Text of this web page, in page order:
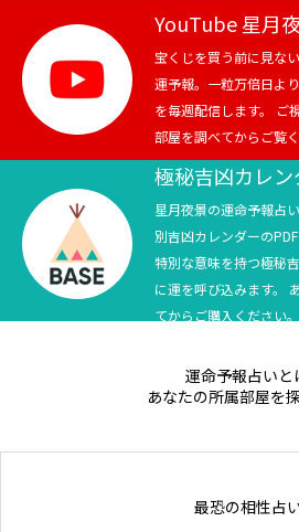
YouTube 星月
宝くじを買う前に見な
運予報。一粒万倍日よ
を毎週配信します。 ご
部屋を調べてからご覧く
極秘吉凶カレ
星月夜景の運命予報占
別吉凶カレンダーの
特別な意味を持つ極秘
に運を呼び込みます。
てからご購入ください。
運命予報占いと
あなたの所属部屋を
最恐の相性占